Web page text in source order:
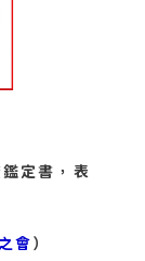
定書，表
會）